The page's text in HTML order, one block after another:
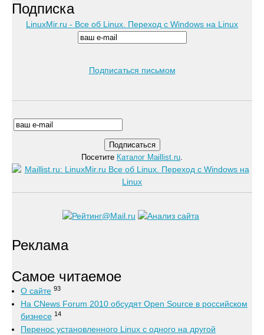
Подписка
LinuxMir.ru - Все об Linux. Переход с Windows на Linux
Подписаться письмом
Посетите Каталог Maillist.ru.
Реклама
Самое читаемое
О сайте 93
На CNews Forum 2010 обсудят Open Source в российском
бизнесе 14
Перенос установленного Linux с одного на другой